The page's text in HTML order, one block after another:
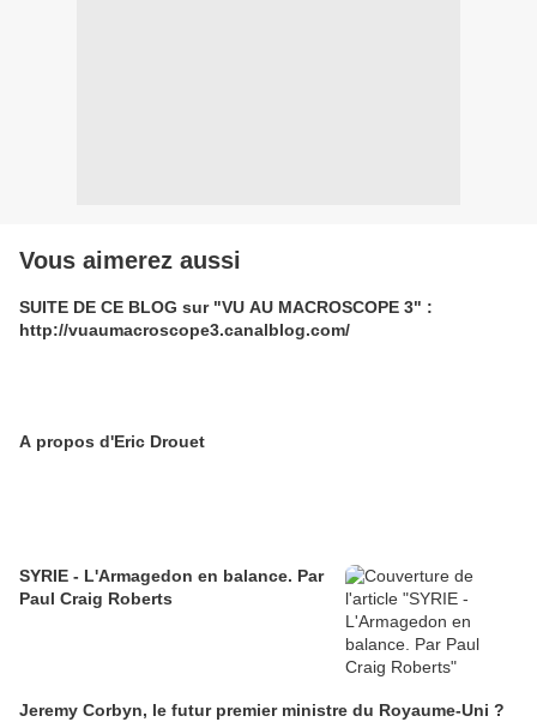
Vous aimerez aussi
SUITE DE CE BLOG sur "VU AU MACROSCOPE 3" :
http://vuaumacroscope3.canalblog.com/
A propos d'Eric Drouet
SYRIE - L'Armagedon en balance. Par
Paul Craig Roberts
Jeremy Corbyn, le futur premier ministre du Royaume-Uni ?